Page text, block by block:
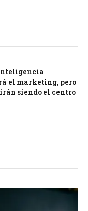
el marketing, pero
siendo el centro